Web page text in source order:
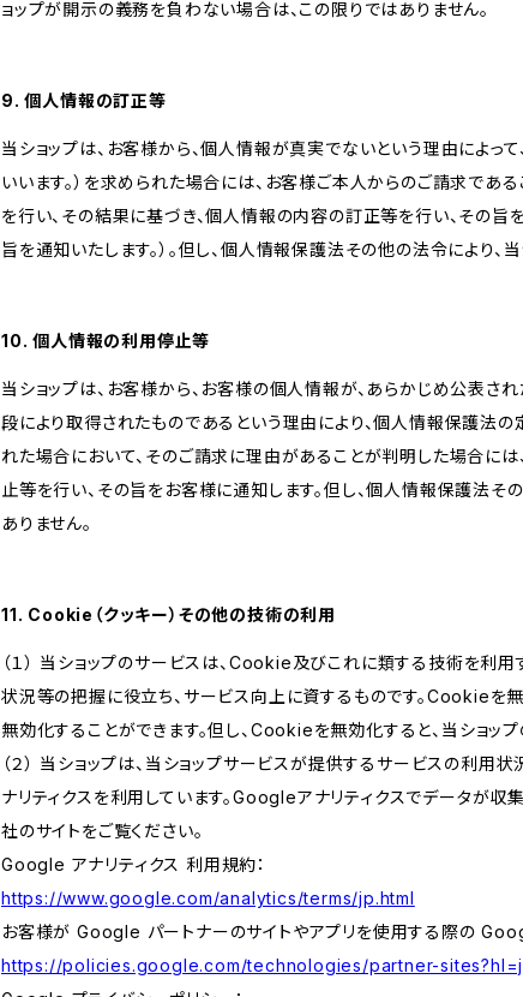
ョップが開示の義務を負わない場合は、この限りではありません。
9. 個人情報の訂正等
当ショップは、お客様から、個人情報が真実でないという理由によっ
いいます。）を求められた場合には、お客様ご本人からのご請求で
を行い、その結果に基づき、個人情報の内容の訂正等を行い、その
旨を通知いたします。）。但し、個人情報保護法その他の法令により
10. 個人情報の利用停止等
当ショップは、お客様から、お客様の個人情報が、あらかじめ公表
段により取得されたものであるという理由により、個人情報保護法の
れた場合において、そのご請求に理由があることが判明した場合に
止等を行い、その旨をお客様に通知します。但し、個人情報保護法
ありません。
11. Cookie（クッキー）その他の技術の利用
（１） 当ショップのサービスは、Cookie及びこれに類する技術を利
状況等の把握に役立ち、サービス向上に資するものです。Cookieを
無効化することができます。但し、Cookieを無効化すると、当ショ
（２） 当ショップは、当ショップサービスが提供するサービスの
ナリティクスを利用しています。Googleアナリティクスでデータが
社のサイトをご覧ください。
Google アナリティクス 利用規約：
https://www.google.com/analytics/terms/jp.html
お客様が Google パートナーのサイトやアプリを使用する際の
https://policies.google.com/technologies/partner-